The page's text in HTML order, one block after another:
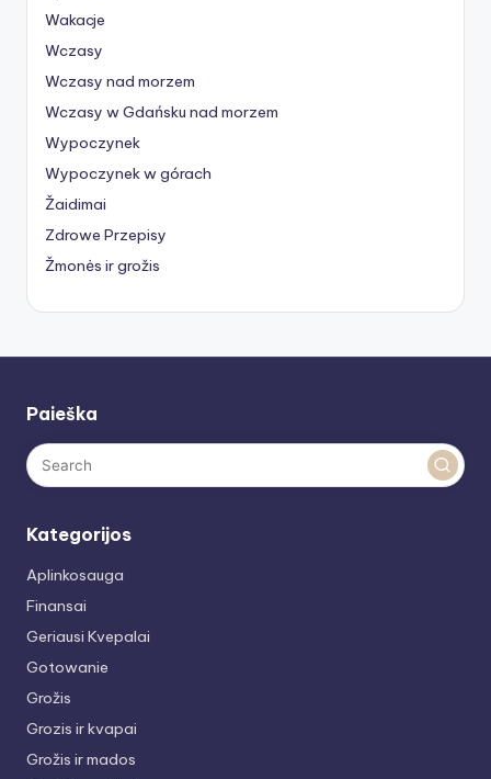
Wakacje
Wczasy
Wczasy nad morzem
Wczasy w Gdańsku nad morzem
Wypoczynek
Wypoczynek w górach
Žaidimai
Zdrowe Przepisy
Žmonės ir grožis
Paieška
Kategorijos
Aplinkosauga
Finansai
Geriausi Kvepalai
Gotowanie
Grožis
Grozis ir kvapai
Grožis ir mados